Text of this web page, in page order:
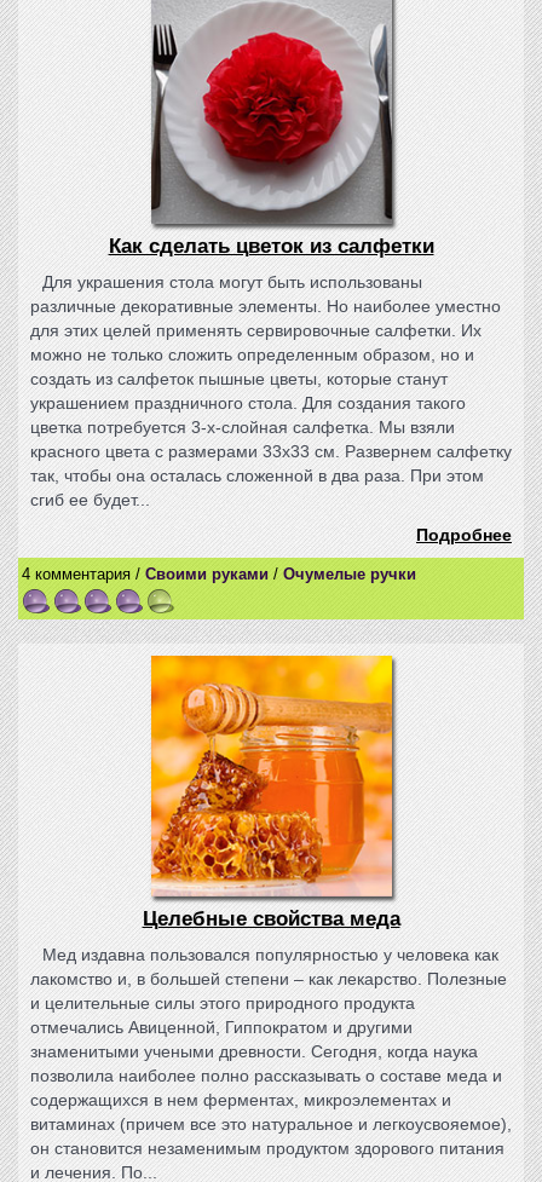
Как сделать цветок из салфетки
Для украшения стола могут быть использованы
различные декоративные элементы. Но наиболее уместно
для этих целей применять сервировочные салфетки. Их
можно не только сложить определенным образом, но и
создать из салфеток пышные цветы, которые станут
украшением праздничного стола. Для создания такого
цветка потребуется 3-х-слойная салфетка. Мы взяли
красного цвета с размерами 33х33 см. Развернем салфетку
так, чтобы она осталась сложенной в два раза. При этом
сгиб ее будет...
Подробнее
4 комментария / Своими руками / Очумелые ручки
Целебные свойства меда
Мед издавна пользовался популярностью у человека как
лакомство и, в большей степени – как лекарство. Полезные
и целительные силы этого природного продукта
отмечались Авиценной, Гиппократом и другими
знаменитыми учеными древности. Сегодня, когда наука
позволила наиболее полно рассказывать о составе меда и
содержащихся в нем ферментах, микроэлементах и
витаминах (причем все это натуральное и легкоусвояемое),
он становится незаменимым продуктом здорового питания
и лечения. По...